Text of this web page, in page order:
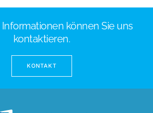
können Sie uns
kontaktieren.
KONTAKT